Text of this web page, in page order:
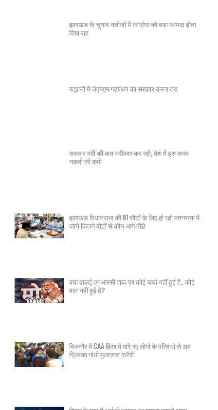
झारखंड के चुनाव नतीजों में कांग्रेस को बड़ा फायदा होता
दिख रहा
रुझानों में जेएमएम-गठबंधन का सरकार बनना तय
सरकार मंदी की बात स्वीकार कर रही, देश में इस समय
नकदी की कमी
झारखंड विधानसभा की 81 सीटों के लिए हो रही मतगणना में
जाने कितने वोटों से कौन आगे-पीछे
क्या वाकई एनआरसी शब्द पर कोई चर्चा नहीं हुई है.. कोई
बात नहीं हुई है?
बिजनौर में CAA हिंसा में मारे गए लोगों के परिवारों से अब
प्रियंका गांधी मुलाकात करेंगी